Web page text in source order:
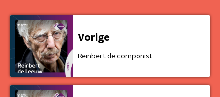
Vorige
Reinbert de componist